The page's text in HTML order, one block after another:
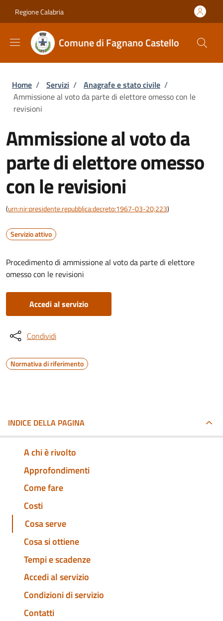
Regione Calabria
Comune di Fagnano Castello
Briciole di pane
Home / Servizi / Anagrafe e stato civile /
Ammissione al voto da parte di elettore omesso con le
revisioni
Ammissione al voto da
parte di elettore omesso
con le revisioni
(urn:nir:presidente.repubblica:decreto:1967-03-20;223)
Servizio attivo
Procedimento di ammissione al voto da parte di elettore
omesso con le revisioni
Accedi al servizio
Condividi
Normativa di riferimento
INDICE DELLA PAGINA
A chi è rivolto
Approfondimenti
Come fare
Costi
Cosa serve
Cosa si ottiene
Tempi e scadenze
Accedi al servizio
Condizioni di servizio
Contatti